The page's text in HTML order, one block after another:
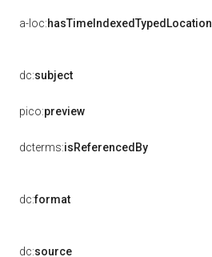
a-loc:hasTimeIndexedTypedLocation
dc:subject
pico:preview
dcterms:isReferencedBy
dc:format
dc:source